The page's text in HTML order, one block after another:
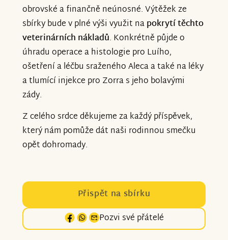
obrovské a finančně neúnosné. Výtěžek ze
sbírky bude v plné výši využit napokrytí těchto
veterinárních nákladů. Konkrétně půjde o
úhradu operace a histologie pro Luího,
ošetření a léčbu sraženého Aleca a také na léky
a tlumící injekce pro Zorra s jeho bolavými
zády.
Z celého srdce děkujeme za každý příspěvek,
který nám pomůže dát naši rodinnou smečku
opět dohromady.
Přispět na sbírku
Pozvi své přátelé